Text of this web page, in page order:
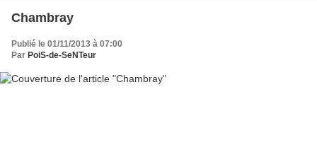
Chambray
Publié le 01/11/2013 à 07:00
Par PoiS-de-SeNTeur